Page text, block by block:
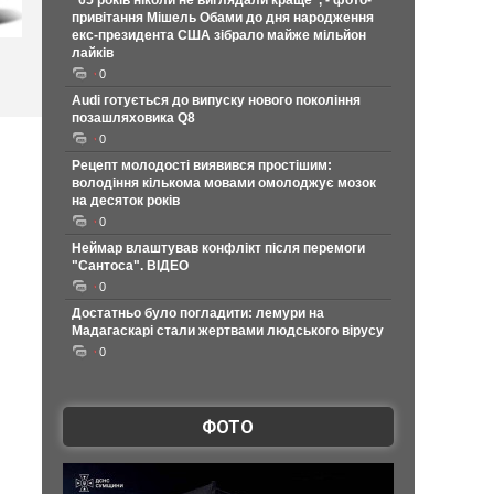
привітання Мішель Обами до дня народження
екс-президента США зібрало майже мільйон
лайків
0
Audi готується до випуску нового покоління
позашляховика Q8
0
Рецепт молодості виявився простішим:
володіння кількома мовами омолоджує мозок
на десяток років
0
Неймар влаштував конфлікт після перемоги
"Сантоса". ВІДЕО
0
Достатньо було погладити: лемури на
Мадагаскарі стали жертвами людського вірусу
0
ФОТО